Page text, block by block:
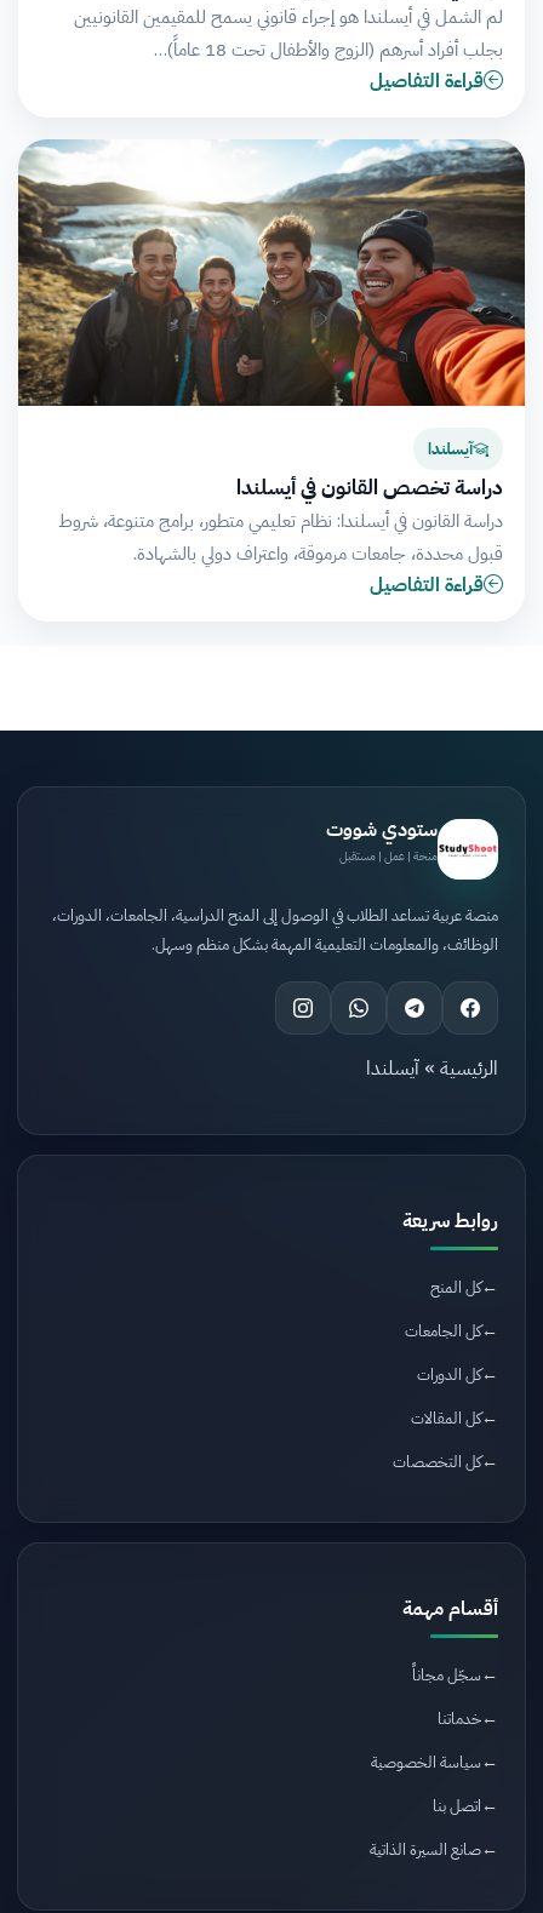
لم الشمل في أيسلندا هو إجراء قانوني يسمح للمقيمين القانونيين
بجلب أفراد أسرهم (الزوج والأطفال تحت 18 عاماً)…
قراءة التفاصيل
آيسلندا
دراسة تخصص القانون في أيسلندا
دراسة القانون في أيسلندا: نظام تعليمي متطور، برامج متنوعة، شروط
قبول محددة، جامعات مرموقة، واعتراف دولي بالشهادة.
قراءة التفاصيل
ستودي شووت
منحة | عمل | مستقبل
منصة عربية تساعد الطلاب في الوصول إلى المنح الدراسية، الجامعات، الدورات،
الوظائف، والمعلومات التعليمية المهمة بشكل منظم وسهل.
الرئيسية » آيسلندا
روابط سريعة
كل المنح
كل الجامعات
كل الدورات
كل المقالات
كل التخصصات
أقسام مهمة
سجّل مجاناً
خدماتنا
سياسة الخصوصية
اتصل بنا
صانع السيرة الذاتية